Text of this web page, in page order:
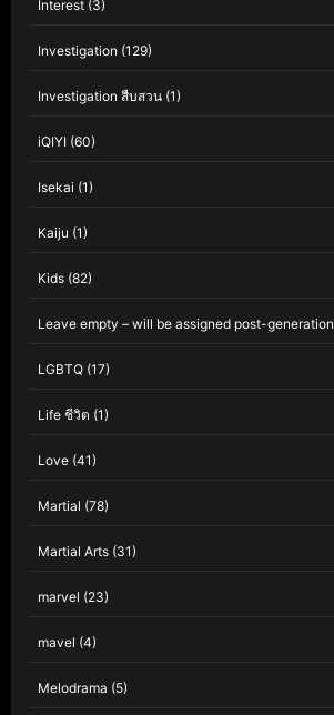
Interest (3)
Investigation (129)
Investigation สืบสวน (1)
iQIYI (60)
Isekai (1)
Kaiju (1)
Kids (82)
Leave empty – will be assigned post-generation
LGBTQ (17)
Life ชีวิต (1)
Love (41)
Martial (78)
Martial Arts (31)
marvel (23)
mavel (4)
Melodrama (5)